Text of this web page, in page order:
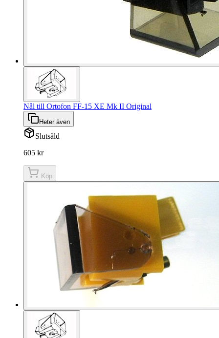
Nål till Ortofon FF-15 XE Mk II Original
Heter även
Slutsåld
605 kr
Köp